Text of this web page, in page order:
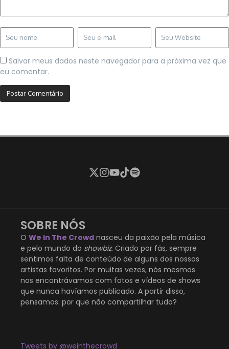
Salvar meus dados neste navegador para a próxima vez que
eu comentar.
SOBRE NÓS
O We In The Crowd nasceu da paixão pela música
e pelo mundo do showbiz. Criado por fãs, sempre
sentimos falta de conteúdo de alguns dos nossos
artistas favoritos. Por muitas vezes, nós mesmas
nos encontrávamos com fotos e vídeos de shows
que nunca havíamos publicado. A partir disso,
pensamos: por que não compartilhar tudo?
Tweets by @weinthecrowd